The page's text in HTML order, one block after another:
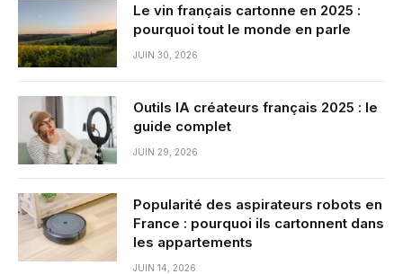
Le vin français cartonne en 2025 :
pourquoi tout le monde en parle
JUIN 30, 2026
Outils IA créateurs français 2025 : le
guide complet
JUIN 29, 2026
Popularité des aspirateurs robots en
France : pourquoi ils cartonnent dans
les appartements
JUIN 14, 2026